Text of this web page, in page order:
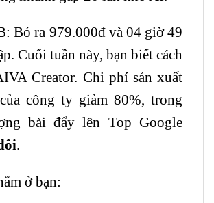
Bỏ ra 979.000đ và 04 giờ 49
Cuối tuần này, bạn biết cách
Creator. Chi phí sản xuất
công ty giảm 80%, trong
bài đẩy lên Top Google
.
ở bạn: